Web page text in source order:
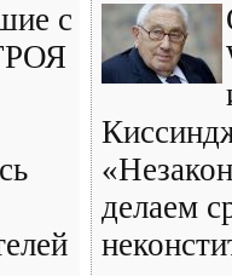
с
делаем